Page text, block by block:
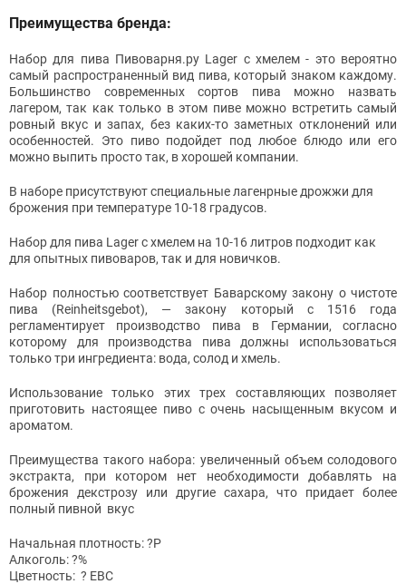
Преимущества бренда:
Набор для пива Пивоварня.ру Lager с хмелем - это вероятно
самый распространенный вид пива, который знаком каждому.
Большинство современных сортов пива можно назвать
лагером, так как только в этом пиве можно встретить самый
ровный вкус и запах, без каких-то заметных отклонений или
особенностей. Это пиво подойдет под любое блюдо или его
можно выпить просто так, в хорошей компании.
В наборе присутствуют специальные лагенрные дрожжи для
брожения при температуре 10-18 градусов.
Набор для пива Lager с хмелем на 10-16 литров подходит как
для опытных пивоваров, так и для новичков.
Набор полностью соответствует Баварскому закону о чистоте
пива (Reinheitsgebot), — закону который с 1516 года
регламентирует производство пива в Германии, согласно
которому для производства пива должны использоваться
только три ингредиента: вода, солод и хмель.
Использование только этих трех составляющих позволяет
приготовить настоящее пиво с очень насыщенным вкусом и
ароматом.
Преимущества такого набора: увеличенный объем солодового
экстракта, при котором нет необходимости добавлять на
брожения декстрозу или другие сахара, что придает более
полный пивной вкус
Начальная плотность: ?Р
Алкоголь: ?%
Цветность: ? ЕВС